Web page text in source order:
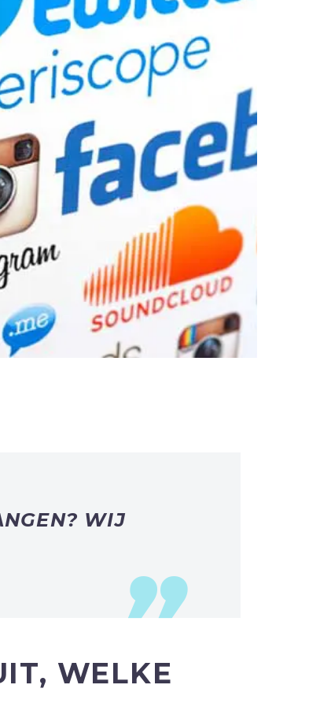
WIJ
WELKE